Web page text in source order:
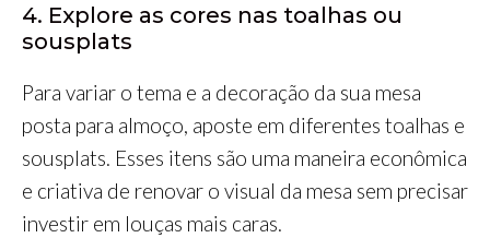
4. Explore as cores nas toalhas ou
sousplats
Para variar o tema e a decoração da sua mesa
posta para almoço, aposte em diferentes toalhas e
sousplats. Esses itens são uma maneira econômica
e criativa de renovar o visual da mesa sem precisar
investir em louças mais caras.